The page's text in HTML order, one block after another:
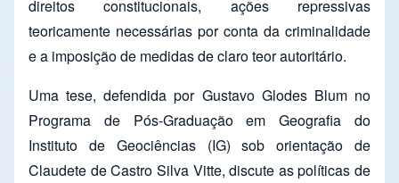
direitos constitucionais, ações repressivas
teoricamente necessárias por conta da criminalidade
e a imposição de medidas de claro teor autoritário.
Uma tese, defendida por Gustavo Glodes Blum no
Programa de Pós-Graduação em Geografia do
Instituto de Geociências (IG) sob orientação de
Claudete de Castro Silva Vitte, discute as políticas de